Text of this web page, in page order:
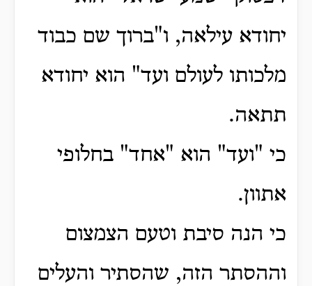
יחודא עילאה, ו"ברוך שם כבוד
מלכותו לעולם ועד" הוא יחודא
תתאה.
כי "ועד" הוא "אחד" בחלופי
אתוון.
כי הנה סיבת וטעם הצמצום
וההסתר הזה, שהסתיר והעלים